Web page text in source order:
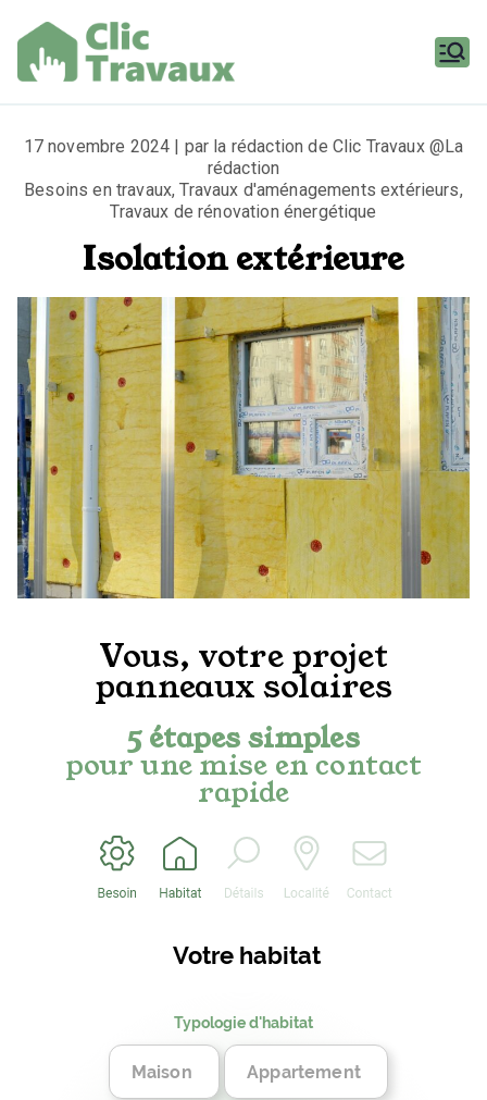
contenu
Travaux
17 novembre 2024 | par la rédaction de Clic Travaux @La
rédaction
Besoins en travaux,Travaux d'aménagements extérieurs,
Travaux de rénovation énergétique
Isolation extérieure
Vous, votre projet
panneaux solaires
5 étapes simples
pour une mise en contact
rapide
Votre habitat
Typologie d'habitat
Maison Appartement